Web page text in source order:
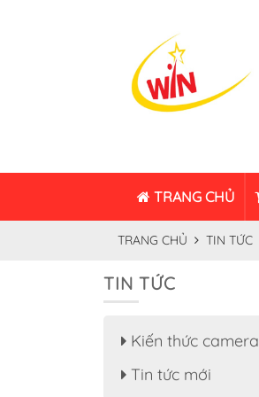
TRANG CHỦ
TRANG CHỦ TIN TỨC
TIN TỨC
Kiến thức camera
Tin tức mới